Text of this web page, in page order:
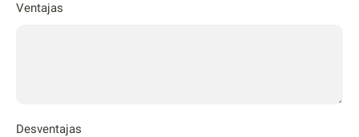
Ventajas
Desventajas